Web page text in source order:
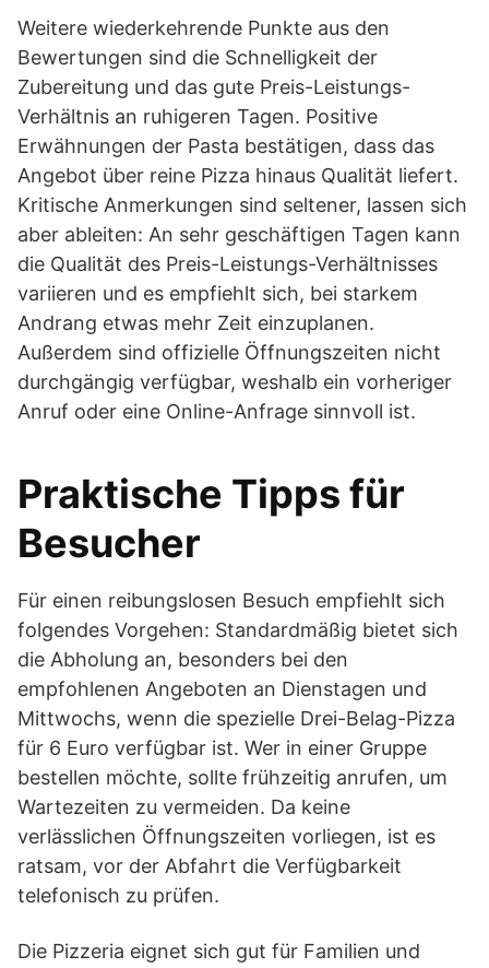
Weitere wiederkehrende Punkte aus den
Bewertungen sind die Schnelligkeit der
Zubereitung und das gute Preis-Leistungs-
Verhältnis an ruhigeren Tagen. Positive
Erwähnungen der Pasta bestätigen, dass das
Angebot über reine Pizza hinaus Qualität liefert.
Kritische Anmerkungen sind seltener, lassen sich
aber ableiten: An sehr geschäftigen Tagen kann
die Qualität des Preis-Leistungs-Verhältnisses
variieren und es empfiehlt sich, bei starkem
Andrang etwas mehr Zeit einzuplanen.
Außerdem sind offizielle Öffnungszeiten nicht
durchgängig verfügbar, weshalb ein vorheriger
Anruf oder eine Online-Anfrage sinnvoll ist.
Praktische Tipps für
Besucher
Für einen reibungslosen Besuch empfiehlt sich
folgendes Vorgehen: Standardmäßig bietet sich
die Abholung an, besonders bei den
empfohlenen Angeboten an Dienstagen und
Mittwochs, wenn die spezielle Drei-Belag-Pizza
für 6 Euro verfügbar ist. Wer in einer Gruppe
bestellen möchte, sollte frühzeitig anrufen, um
Wartezeiten zu vermeiden. Da keine
verlässlichen Öffnungszeiten vorliegen, ist es
ratsam, vor der Abfahrt die Verfügbarkeit
telefonisch zu prüfen.
Die Pizzeria eignet sich gut für Familien und